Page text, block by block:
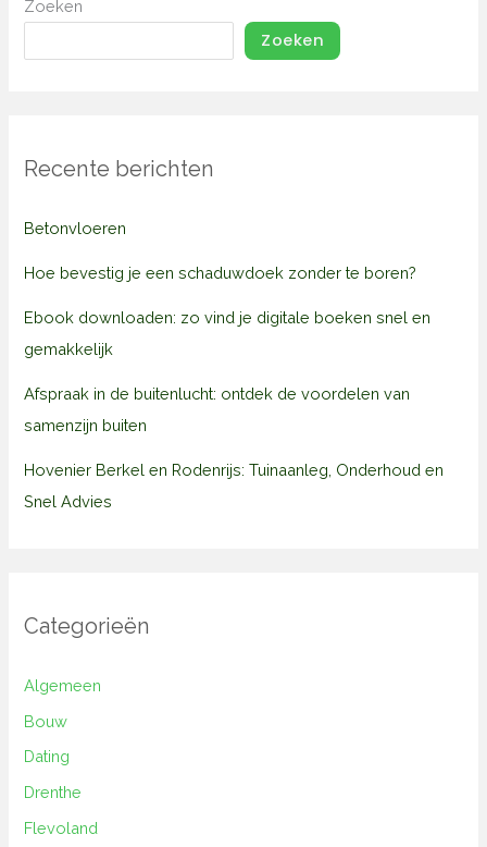
Zoeken
Zoeken
Recente berichten
Betonvloeren
Hoe bevestig je een schaduwdoek zonder te boren?
Ebook downloaden: zo vind je digitale boeken snel en
gemakkelijk
Afspraak in de buitenlucht: ontdek de voordelen van
samenzijn buiten
Hovenier Berkel en Rodenrijs: Tuinaanleg, Onderhoud en
Snel Advies
Categorieën
Algemeen
Bouw
Dating
Drenthe
Flevoland